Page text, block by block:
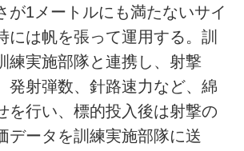
1メートルにも満たないサイ
には帆を張って運用する。訓
練実施部隊と連携し、射撃
発射弾数、針路速力など、綿
を行い、標的投入後は射撃の
データを訓練実施部隊に送